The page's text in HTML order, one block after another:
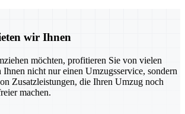
wir Ihnen
möchten, profitieren Sie von vielen
nicht nur einen Umzugsservice, sondern
Zusatzleistungen, die Ihren Umzug noch
machen.